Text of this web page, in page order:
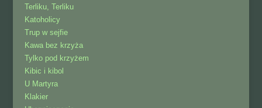
Terliku, Terliku
Katoholicy
Trup w sejfie
Kawa bez krzyża
Tylko pod krzyżem
Kibic i kibol
U Martyra
Klakier